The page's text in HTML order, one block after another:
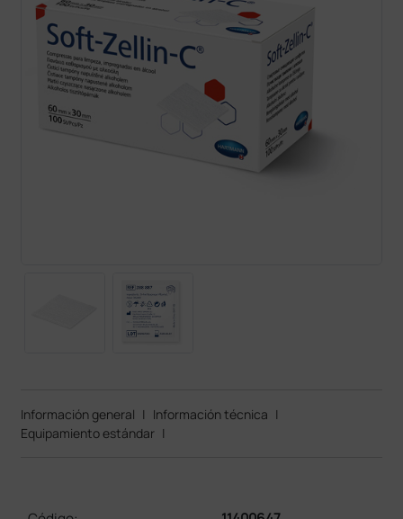
Información general | Información técnica |
Equipamiento estándar |